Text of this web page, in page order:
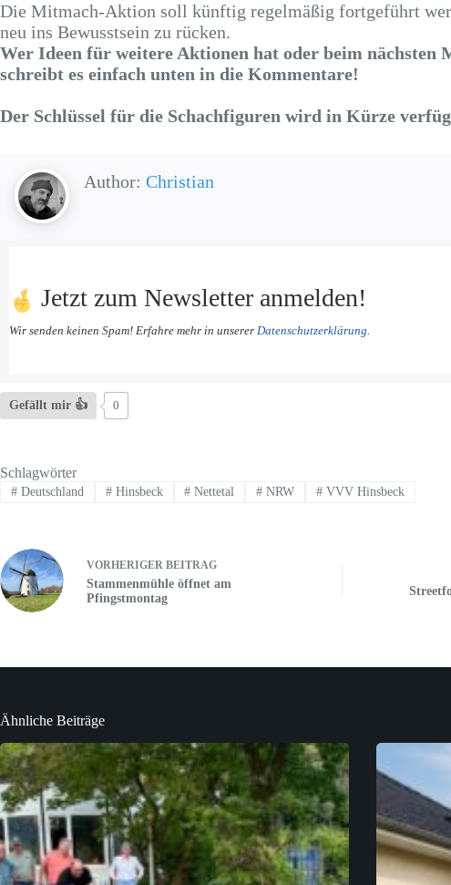
Die Mitmach-Aktion soll künftig regelmäßig fortgeführt
neu ins Bewusstsein zu rücken.
Wer Ideen für weitere Aktionen hat oder beim nächsten
schreibt es einfach unten in die Kommentare!
Der Schlüssel für die Schachfiguren wird in Kürze
Author: Christian
Jetzt zum Newsletter anmelden!
Wir senden keinen Spam! Erfahre mehr in unserer Datenschutzerklärung.
Gefällt mir 👍 0
Schlagwörter
#Deutschland #Hinsbeck # Nettetal # NRW # VVV Hinsbeck
VORHERIGER BEITRAG
Stammenmühle öffnet am
Pfingstmontag
Ähnliche Beiträge